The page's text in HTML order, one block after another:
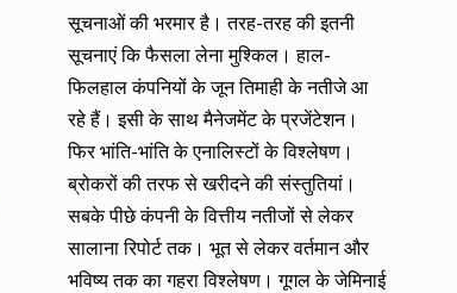
सूचनाओं की भरमार है। तरह-तरह की इतनी
सूचनाएं कि फैसला लेना मुश्किल। हाल-
फिलहाल कंपनियों के जून तिमाही के नतीजे आ
रहे हैं। इसी के साथ मैनेजमेंट के प्रजेंटेशन।
फिर भांति-भांति के एनालिस्टों के विश्लेषण।
ब्रोकरों की तरफ से खरीदने की संस्तुतियां।
सबके पीछे कंपनी के वित्तीय नतीजों से लेकर
सालाना रिपोर्ट तक। भूत से लेकर वर्तमान और
भविष्य तक का गहरा विश्लेषण। गूगल के जेमिनाई